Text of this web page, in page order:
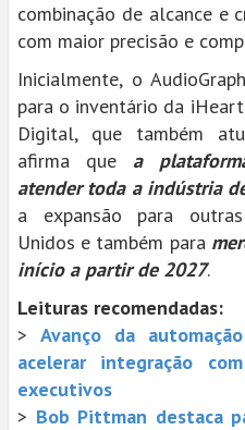
combinação de alcance e
com maior precisão e
Inicialmente, o
para o inventário da
Digital, que também
afirma que a
atender toda a indústria
a expansão para
Unidos e também para
início a partir de 2027.
Leituras recomendadas:
> Avanço da
acelerar integração
executivos
> Bob Pittman destaca